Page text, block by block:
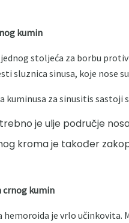
kumin
stoljeća za borbu
sluznica sinusa, koje nose
kuminusa za sinusitis sastoji
je ulje područje
kroma je također
crnog kumin
hemoroida je vrlo učinkovita.